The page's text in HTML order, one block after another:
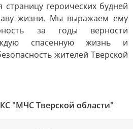
героических будней
жизни. Мы выражаем ему
за годы верности
спасенную жизнь и
жителей Тверской
"МЧС Тверской области"